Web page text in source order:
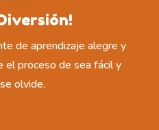
de aprendizaje alegre y
el proceso de sea fácil y
olvide.